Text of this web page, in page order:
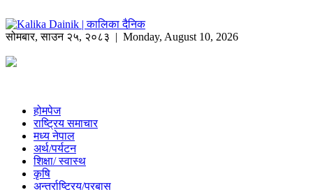
सोमबार,साउन २५, २०८३ | Monday, August 10, 2026
होमपेज
राष्ट्रिय समाचार
मध्य नेपाल
अर्थ/पर्यटन
शिक्षा/ स्वास्थ
कृषि
अन्तर्राष्ट्रिय/प्रबास